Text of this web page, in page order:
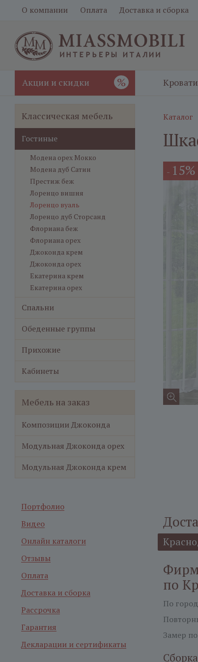
О компании Оплата Доставка и сборка
Акции и скидки % Кровати
Каталог
- 15%
по
По
Замер
Классическая мебель
Гостиные
Модена орех Мокко
Модена дуб Сатин
Престиж беж
Лоренцо вишня
Лоренцо вуаль
Лоренцо дуб Сторсанд
Флориана беж
Флориана орех
Джоконда крем
Джоконда орех
Екатерина крем
Екатерина орех
Спальни
Обеденные группы
Прихожие
Кабинеты
Мебель на заказ
Композиции Джоконда
Модульная Джоконда орех
Модульная Джоконда крем
Портфолио
Видео
Онлайн каталоги
Отзывы
Оплата
Доставка и сборка
Рассрочка
Гарантия
Декларации и сертификаты